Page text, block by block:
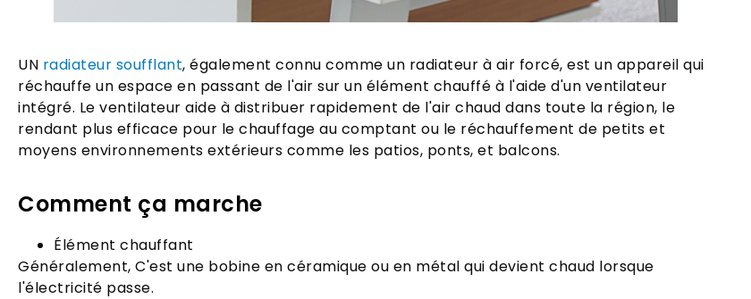
UN radiateur soufflant, également connu comme un radiateur à air forcé, est un appareil qui
réchauffe un espace en passant de l'air sur un élément chauffé à l'aide d'un ventilateur
intégré. Le ventilateur aide à distribuer rapidement de l'air chaud dans toute la région, le
rendant plus efficace pour le chauffage au comptant ou le réchauffement de petits et
moyens environnements extérieurs comme les patios, ponts, et balcons.
Comment ça marche
Élément chauffant
Généralement, C'est une bobine en céramique ou en métal qui devient chaud lorsque
l'électricité passe.